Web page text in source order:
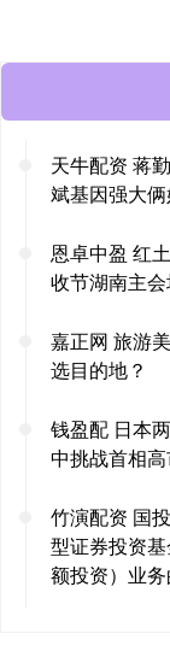
天牛配资 蒋
斌基因强大
恩卓中盈 红
收节湖南主
嘉正网 旅游
选目的地？
钱盈配 日本
中挑战首相
竹演配资 国
型证券投资
额投资）业